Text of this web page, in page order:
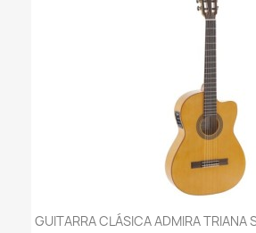
GUITARRA CLÁSICA ADMIRA TRIANA